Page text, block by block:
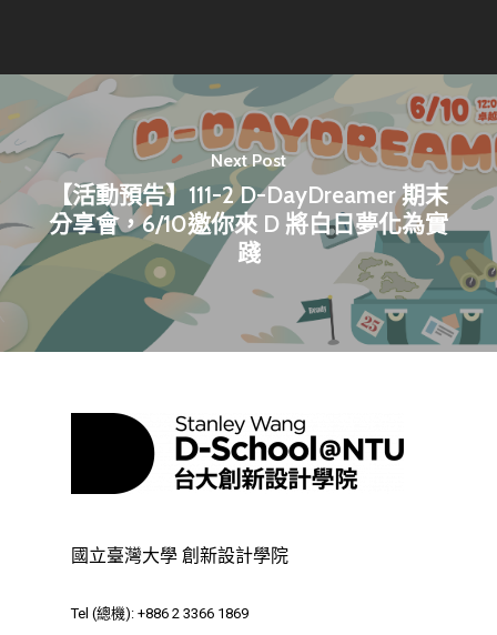
Next Post
【活動預告】111-2 D-DayDreamer 期末
分享會，6/10邀你來 D 將白日夢化為實
踐
國立臺灣大學 創新設計學院
Tel (總機): +886 2 3366 1869